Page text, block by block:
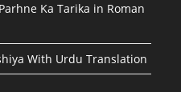
Ka Tarika in Roman
With Urdu Translation